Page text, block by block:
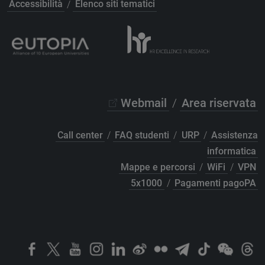
Accessibilità / Elenco siti tematici
Webmail / Area riservata
Call center / FAQ studenti / URP / Assistenza
informatica
Mappe e percorsi / WiFi / VPN
5x1000 / Pagamenti pagoPA